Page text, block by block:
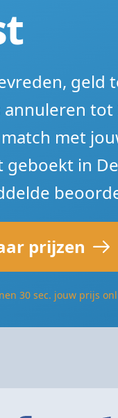
geld
annuleren
met
geboekt in
prijzen
30 sec. jouw prijs